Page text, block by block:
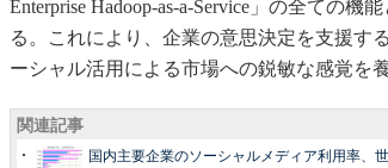
Enterprise Hadoop-as-a-Service」の全ての
る。これにより、企業の意思決定を支援す
ーシャル活用による市場への鋭敏な感覚を
関連記事
国内主要企業のソーシャルメディア利用率、